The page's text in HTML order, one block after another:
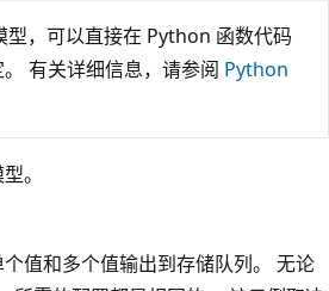
，可以直接在 Python 函数代码
有关详细信息，请参阅 Python
。
值和多个值输出到存储队列。 无论